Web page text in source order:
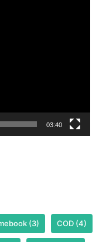
03:40
(3) COD (4)